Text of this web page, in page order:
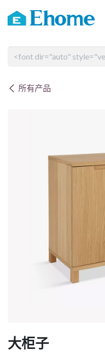
所有产品
大柜子